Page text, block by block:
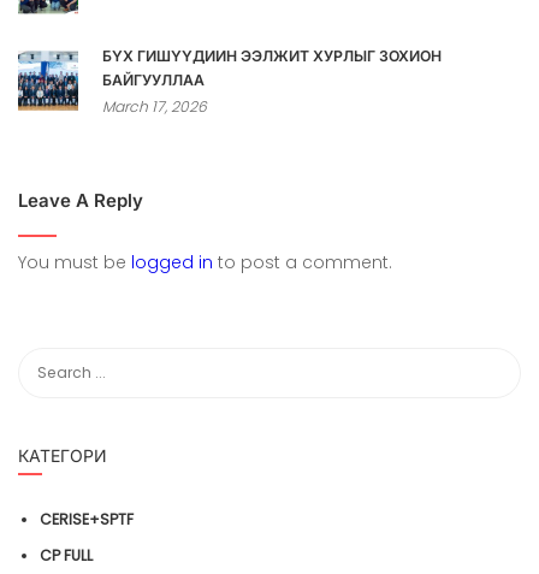
БҮХ ГИШҮҮДИЙН ЭЭЛЖИТ ХУРЛЫГ ЗОХИОН
БАЙГУУЛЛАА
March 17, 2026
Leave A Reply
You must be logged in to post a comment.
КАТЕГОРИ
CERISE+SPTF
CP FULL